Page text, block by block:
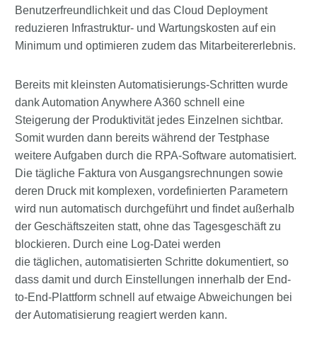
Benutzerfreundlichkeit und das Cloud Deployment
reduzieren Infrastruktur- und Wartungskosten auf ein
Minimum und optimieren zudem das Mitarbeitererlebnis.
Bereits mit kleinsten Automatisierungs-Schritten wurde
dank Automation Anywhere A360 schnell eine
Steigerung der Produktivität jedes Einzelnen sichtbar.
Somit wurden dann bereits während der Testphase
weitere Aufgaben durch die RPA-Software automatisiert.
Die tägliche Faktura von Ausgangsrechnungen sowie
deren Druck mit komplexen, vordefinierten Parametern
wird nun automatisch durchgeführt und findet außerhalb
der Geschäftszeiten statt, ohne das Tagesgeschäft zu
blockieren. Durch eine Log-Datei werden
die täglichen, automatisierten Schritte dokumentiert, so
dass damit und durch Einstellungen innerhalb der End-
to-End-Plattform schnell auf etwaige Abweichungen bei
der Automatisierung reagiert werden kann.